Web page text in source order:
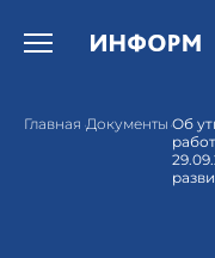
Открыть бургер
Главная Документы Об